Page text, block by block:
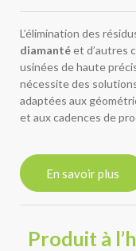
L’élimination des
diamantéet d’autres
usinées de haute
nécessite des
adaptées aux
et aux cadences de
En savoir plus
Produit à